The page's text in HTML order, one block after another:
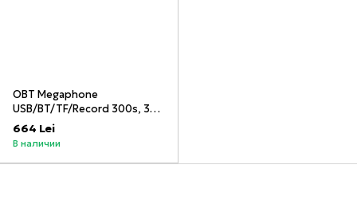
OBT Megaphone
USB/BT/TF/Record 300s, 35
Вт, 500 м, 3800 мАч, OBT-
340BT
664 Lei
В наличии